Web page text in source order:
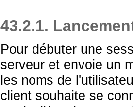
43.2.1.
Pour débuter une
serveur et envoie un
les noms de
client souhaite se